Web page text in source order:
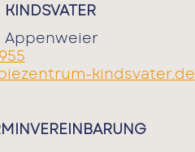
Appenweier
kindsvater.de